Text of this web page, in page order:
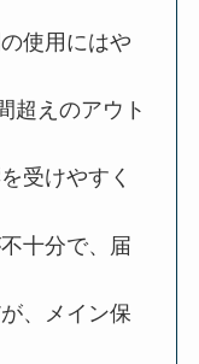
使用にはや
超えのアウト
受けやすく
十分で、届
、メイン保